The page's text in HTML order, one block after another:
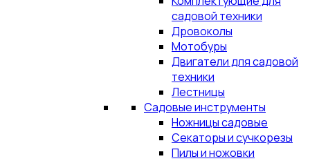
садовой техники
Дровоколы
Мотобуры
Двигатели для садовой
техники
Лестницы
Садовые инструменты
Ножницы садовые
Секаторы и сучкорезы
Пилы и ножовки